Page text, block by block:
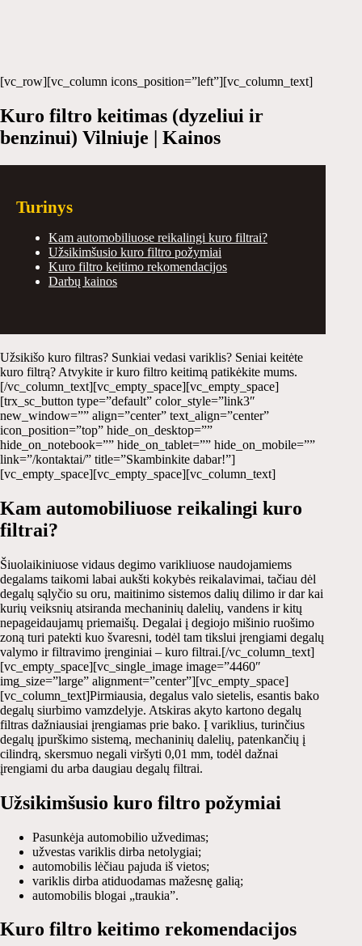
[vc_row][vc_column icons_position=”left”][vc_column_text]
Kuro filtro keitimas (dyzeliui ir
benzinui) Vilniuje | Kainos
Turinys
Kam automobiliuose reikalingi kuro filtrai?
Užsikimšusio kuro filtro požymiai
Kuro filtro keitimo rekomendacijos
Darbų kainos
Užsikišo kuro filtras? Sunkiai vedasi variklis? Seniai keitėte
kuro filtrą? Atvykite ir kuro filtro keitimą patikėkite mums.
[/vc_column_text][vc_empty_space][vc_empty_space]
[trx_sc_button type=”default” color_style=”link3″
new_window=”” align=”center” text_align=”center”
icon_position=”top” hide_on_desktop=””
hide_on_notebook=”” hide_on_tablet=”” hide_on_mobile=””
link=”/kontaktai/” title=”Skambinkite dabar!”]
[vc_empty_space][vc_empty_space][vc_column_text]
Kam automobiliuose reikalingi kuro
filtrai?
Šiuolaikiniuose vidaus degimo varikliuose naudojamiems
degalams taikomi labai aukšti kokybės reikalavimai, tačiau dėl
degalų sąlyčio su oru, maitinimo sistemos dalių dilimo ir dar kai
kurių veiksnių atsiranda mechaninių dalelių, vandens ir kitų
nepageidaujamų priemaišų. Degalai į degiojo mišinio ruošimo
zoną turi patekti kuo švaresni, todėl tam tikslui įrengiami degalų
valymo ir filtravimo įrenginiai – kuro filtrai.[/vc_column_text]
[vc_empty_space][vc_single_image image=”4460″
img_size=”large” alignment=”center”][vc_empty_space]
[vc_column_text]Pirmiausia, degalus valo sietelis, esantis bako
degalų siurbimo vamzdelyje. Atskiras akyto kartono degalų
filtras dažniausiai įrengiamas prie bako. Į variklius, turinčius
degalų įpurškimo sistemą, mechaninių dalelių, patenkančių į
cilindrą, skersmuo negali viršyti 0,01 mm, todėl dažnai
įrengiami du arba daugiau degalų filtrai.
Užsikimšusio kuro filtro požymiai
Pasunkėja automobilio užvedimas;
užvestas variklis dirba netolygiai;
automobilis lėčiau pajuda iš vietos;
variklis dirba atiduodamas mažesnę galią;
automobilis blogai „traukia”.
Kuro filtro keitimo rekomendacijos